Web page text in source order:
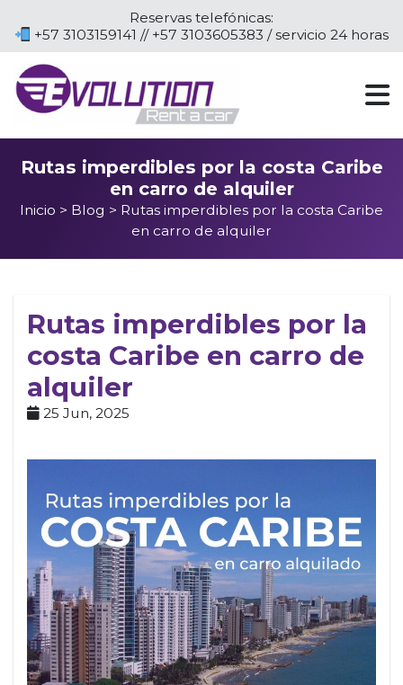
Reservas telefónicas:
+57 3103159141 // +57 3103605383 / servicio 24 horas
Rutas imperdibles por la costa Caribe
en carro de alquiler
Inicio > Blog > Rutas imperdibles por la costa Caribe
en carro de alquiler
Rutas imperdibles por la
costa Caribe en carro de
alquiler
25 Jun, 2025